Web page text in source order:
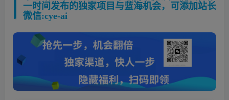
一时间发布的独家项目与蓝海机会，可添加站长
微信:cye-ai